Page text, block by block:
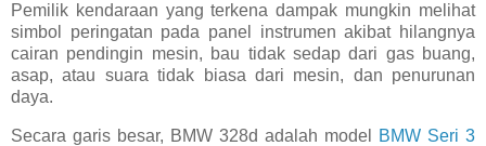
Pemilik kendaraan yang terkena dampak mungkin melihat
simbol peringatan pada panel instrumen akibat hilangnya
cairan pendingin mesin, bau tidak sedap dari gas buang,
asap, atau suara tidak biasa dari mesin, dan penurunan
daya.
Secara garis besar, BMW 328d adalah model
BMW Seri 3